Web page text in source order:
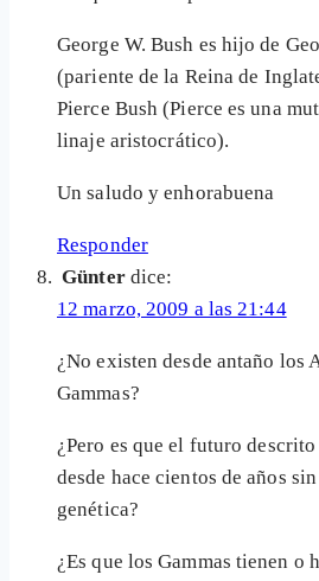
George W. Bush es hijo de
(pariente de la Reina de
Pierce Bush (Pierce es una
linaje aristocrático).
Un saludo y enhorabuena
Responder
Günter dice:
12 marzo, 2009 a las 21:44
¿No existen desde antaño los
Gammas?
¿Pero es que el futuro
desde hace cientos de años
genética?
¿Es que los Gammas tienen o